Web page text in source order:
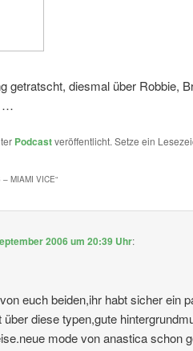
getratscht, diesmal über Robbie,
…
Podcastveröffentlicht. Setze ein
MIAMI VICE“
2006 um 20:39 Uhr:
euch beiden,ihr habt sicher ein
diese typen,gute
mode von anastica schon